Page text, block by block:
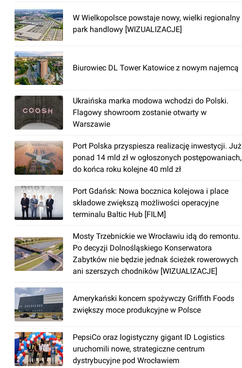
W Wielkopolsce powstaje nowy, wielki regionalny
park handlowy [WIZUALIZACJE]
Biurowiec DL Tower Katowice z nowym najemcą
Ukraińska marka modowa wchodzi do Polski.
Flagowy showroom zostanie otwarty w
Warszawie
Port Polska przyspiesza realizację inwestycji. Już
ponad 14 mld zł w ogłoszonych postępowaniach,
do końca roku kolejne 40 mld zł
Port Gdańsk: Nowa bocznica kolejowa i place
składowe zwiększą możliwości operacyjne
terminalu Baltic Hub [FILM]
Mosty Trzebnickie we Wrocławiu idą do remontu.
Po decyzji Dolnośląskiego Konserwatora
Zabytków nie będzie jednak ścieżek rowerowych
ani szerszych chodników [WIZUALIZACJE]
Amerykański koncern spożywczy Griffith Foods
zwiększy moce produkcyjne w Polsce
PepsiCo oraz logistyczny gigant ID Logistics
uruchomili nowe, strategiczne centrum
dystrybucyjne pod Wrocławiem